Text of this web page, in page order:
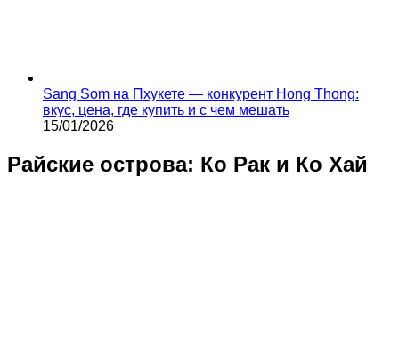
Sang Som на Пхукете — конкурент Hong Thong:
вкус, цена, где купить и с чем мешать
15/01/2026
Райские острова: Ко Рак и Ко Хай